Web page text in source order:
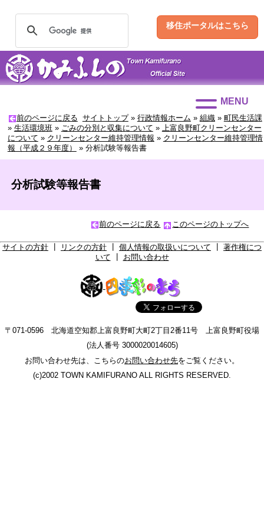
移住ポータルはこちら
MENU
前のページに戻る サイトトップ» 行政情報ホーム » 組織» 町民生活課
» 生活環境班» ごみの分別と収集について » 上富良野町クリーンセンター
について » クリーンセンター維持管理情報 » クリーンセンター維持管理情
報（平成２９年度）
» 分析試験等報告書
分析試験等報告書
前のページに戻る このページのトップへ
サイトの方針 リンクの方針 個人情報の取扱いについて
著作権につ
いて
お問い合わせ
〒071-0596 北海道空知郡上富良野町大町2丁目2番11号 上富良野町役場
(法人番号 3000020014605)
お問い合わせ先は、こちらのお問い合わせ先をご覧ください。
(c)2002 TOWN KAMIFURANO ALL RIGHTS RESERVED.